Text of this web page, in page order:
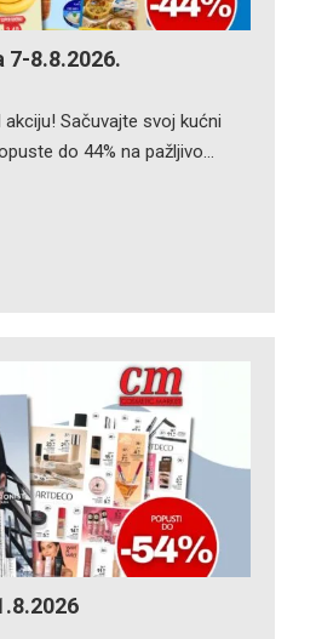
7-8.8.2026.
Sačuvajte svoj kućni
do 44% na pažljivo…